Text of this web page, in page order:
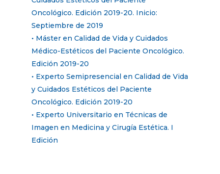
Oncológico. Edición 2019-20. Inicio:
Septiembre de 2019
• Máster en Calidad de Vida y Cuidados
Médico-Estéticos del Paciente Oncológico.
Edición 2019-20
• Experto Semipresencial en Calidad de Vida
y Cuidados Estéticos del Paciente
Oncológico. Edición 2019-20
• Experto Universitario en Técnicas de
Imagen en Medicina y Cirugía Estética. I
Edición